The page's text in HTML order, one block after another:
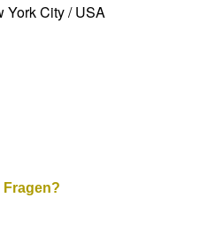
York City / USA
Fragen?